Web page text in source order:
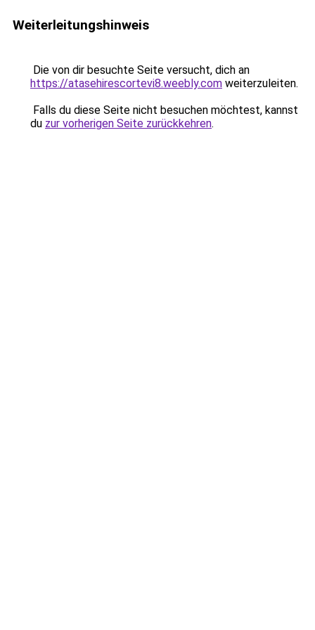
Weiterleitungshinweis
Die von dir besuchte Seite versucht, dich an
https://atasehirescortevi8.weebly.com weiterzuleiten.
Falls du diese Seite nicht besuchen möchtest, kannst
du zur vorherigen Seite zurückkehren.